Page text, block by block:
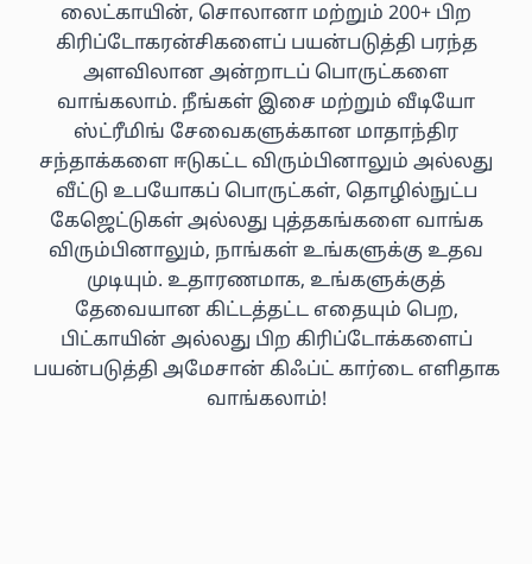
லைட்காயின், சொலானா மற்றும் 200+ பிற
கிரிப்டோகரன்சிகளைப் பயன்படுத்தி பரந்த
அளவிலான அன்றாடப் பொருட்களை
வாங்கலாம். நீங்கள் இசை மற்றும் வீடியோ
ஸ்ட்ரீமிங் சேவைகளுக்கான மாதாந்திர
சந்தாக்களை ஈடுகட்ட விரும்பினாலும் அல்லது
வீட்டு உபயோகப் பொருட்கள், தொழில்நுட்ப
கேஜெட்டுகள் அல்லது புத்தகங்களை வாங்க
விரும்பினாலும், நாங்கள் உங்களுக்கு உதவ
முடியும். உதாரணமாக, உங்களுக்குத்
தேவையான கிட்டத்தட்ட எதையும் பெற,
பிட்காயின் அல்லது பிற கிரிப்டோக்களைப்
பயன்படுத்தி அமேசான் கிஃப்ட் கார்டை எளிதாக
வாங்கலாம்!